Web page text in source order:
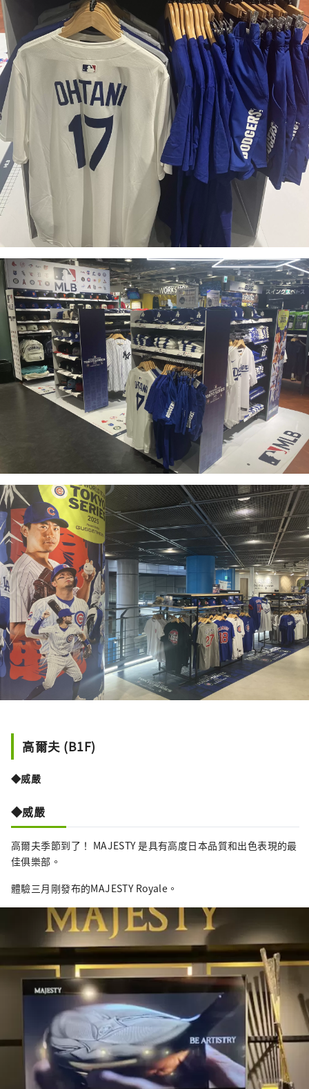
高爾夫 (B1F)
◆威嚴
◆威嚴
高爾夫季節到了！ MAJESTY 是具有高度日本品質和出色表現的最
佳俱樂部。
體驗三月剛發布的MAJESTY Royale。